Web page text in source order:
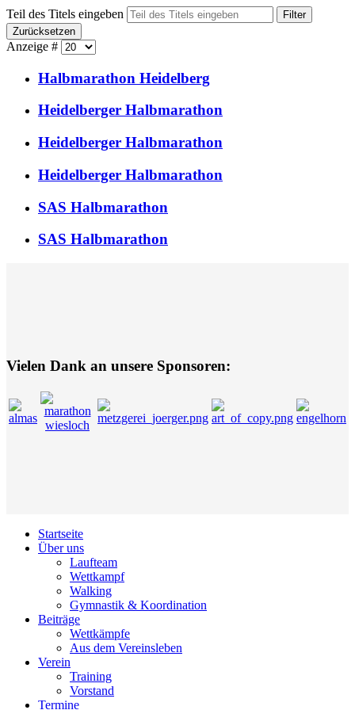
Teil des Titels eingeben
Filter
Zurücksetzen
Anzeige #
Halbmarathon Heidelberg
Heidelberger Halbmarathon
Heidelberger Halbmarathon
Heidelberger Halbmarathon
SAS Halbmarathon
SAS Halbmarathon
Vielen Dank an unsere Sponsoren:
Startseite
Über uns
Laufteam
Wettkampf
Walking
Gymnastik & Koordination
Beiträge
Wettkämpfe
Aus dem Vereinsleben
Verein
Training
Vorstand
Termine